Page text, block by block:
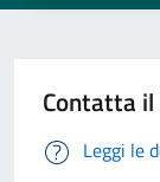
Contatta
Leggi le